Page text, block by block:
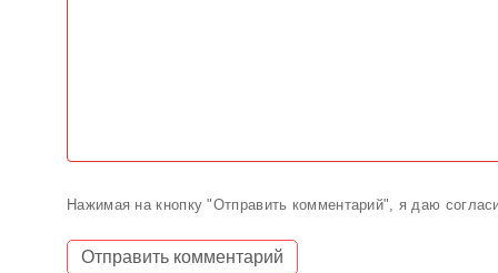
Нажимая на кнопку "Отправить комментарий", я даю